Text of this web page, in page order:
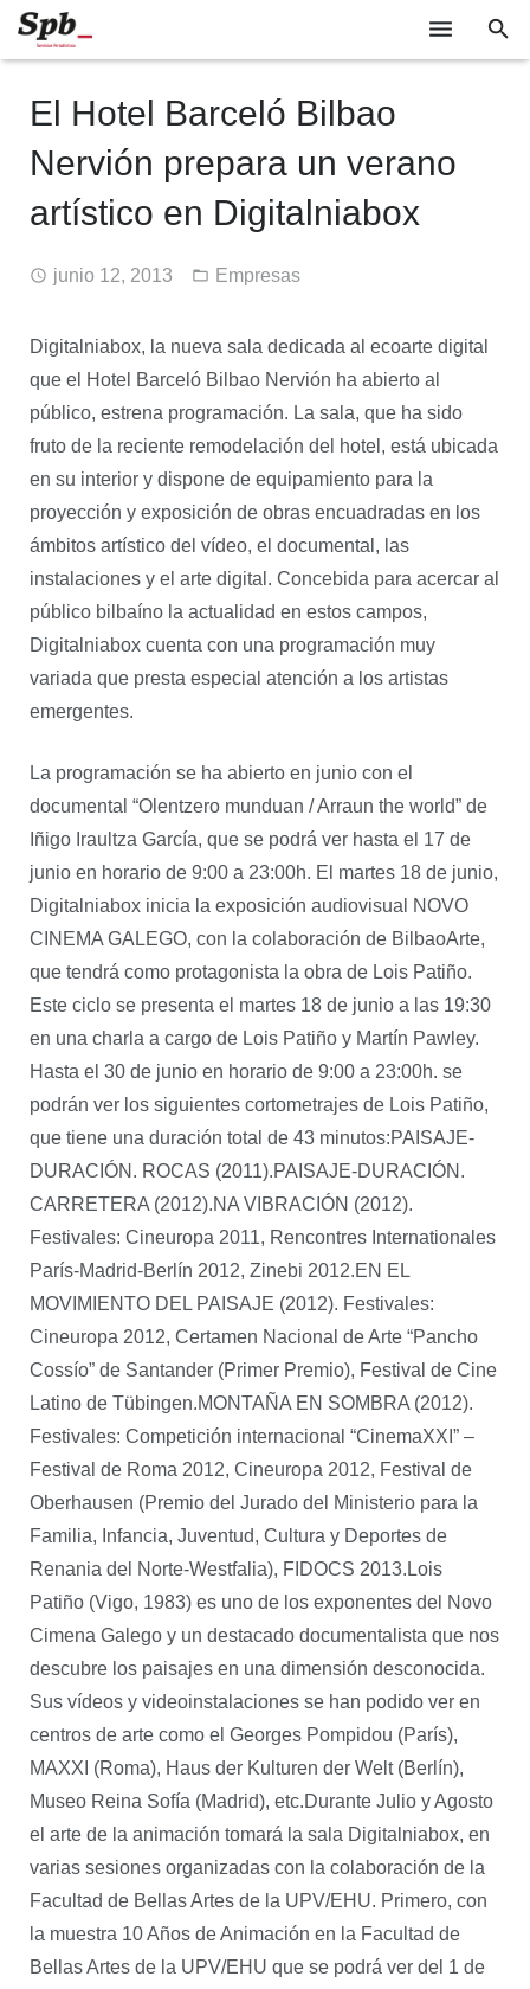
GABINETE DE PRENSA
El Hotel Barceló Bilbao
Nervión prepara un verano
artístico en Digitalniabox
junio 12, 2013 Empresas
Digitalniabox, la nueva sala dedicada al ecoarte digital
que el Hotel Barceló Bilbao Nervión ha abierto al
público, estrena programación. La sala, que ha sido
fruto de la reciente remodelación del hotel, está ubicada
en su interior y dispone de equipamiento para la
proyección y exposición de obras encuadradas en los
ámbitos artístico del vídeo, el documental, las
instalaciones y el arte digital. Concebida para acercar al
público bilbaíno la actualidad en estos campos,
Digitalniabox cuenta con una programación muy
variada que presta especial atención a los artistas
emergentes.
La programación se ha abierto en junio con el
documental “Olentzero munduan / Arraun the world” de
Iñigo Iraultza García, que se podrá ver hasta el 17 de
junio en horario de 9:00 a 23:00h. El martes 18 de junio,
Digitalniabox inicia la exposición audiovisual NOVO
CINEMA GALEGO, con la colaboración de BilbaoArte,
que tendrá como protagonista la obra de Lois Patiño.
Este ciclo se presenta el martes 18 de junio a las 19:30
en una charla a cargo de Lois Patiño y Martín Pawley.
Hasta el 30 de junio en horario de 9:00 a 23:00h. se
podrán ver los siguientes cortometrajes de Lois Patiño,
que tiene una duración total de 43 minutos:PAISAJE-
DURACIÓN. ROCAS (2011).PAISAJE-DURACIÓN.
CARRETERA (2012).NA VIBRACIÓN (2012).
Festivales: Cineuropa 2011, Rencontres Internationales
París-Madrid-Berlín 2012, Zinebi 2012.EN EL
MOVIMIENTO DEL PAISAJE (2012). Festivales:
Cineuropa 2012, Certamen Nacional de Arte “Pancho
Cossío” de Santander (Primer Premio), Festival de Cine
Latino de Tübingen.MONTAÑA EN SOMBRA (2012).
Festivales: Competición internacional “CinemaXXI” –
Festival de Roma 2012, Cineuropa 2012, Festival de
Oberhausen (Premio del Jurado del Ministerio para la
Familia, Infancia, Juventud, Cultura y Deportes de
Renania del Norte-Westfalia), FIDOCS 2013.Lois
Patiño (Vigo, 1983) es uno de los exponentes del Novo
Cimena Galego y un destacado documentalista que nos
descubre los paisajes en una dimensión desconocida.
Sus vídeos y videoinstalaciones se han podido ver en
centros de arte como el Georges Pompidou (París),
MAXXI (Roma), Haus der Kulturen der Welt (Berlín),
Museo Reina Sofía (Madrid), etc.Durante Julio y Agosto
el arte de la animación tomará la sala Digitalniabox, en
varias sesiones organizadas con la colaboración de la
Facultad de Bellas Artes de la UPV/EHU. Primero, con
la muestra 10 Años de Animación en la Facultad de
Bellas Artes de la UPV/EHU que se podrá ver del 1 de